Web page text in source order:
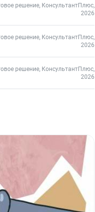
решение, КонсультантПлюс,
2026
решение, КонсультантПлюс,
2026
решение, КонсультантПлюс,
2026